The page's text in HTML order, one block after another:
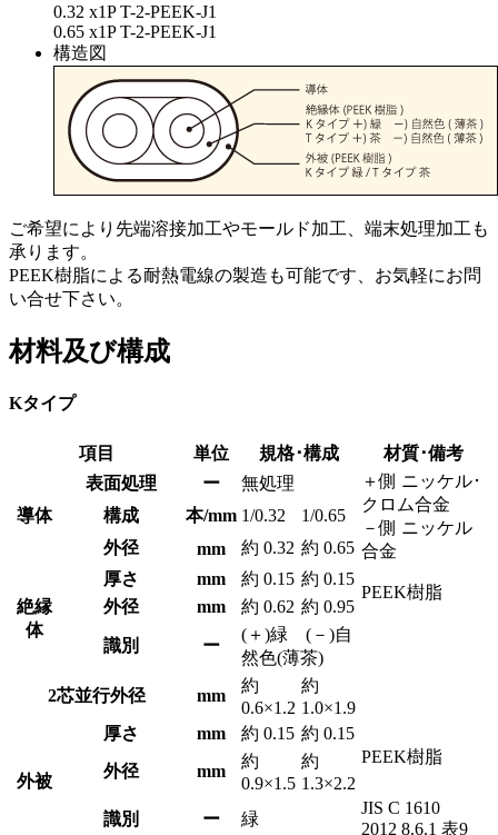
0.32 x1P T-2-PEEK-J1
0.65 x1P T-2-PEEK-J1
構造図
ご希望により先端溶接加工やモールド加工、端末処理加工も
承ります。
PEEK樹脂による耐熱電線の製造も可能です、お気軽にお問
い合せ下さい。
材料及び構成
Kタイプ
項目 単位 規格･構成 材質･備考
導体
表面処理 ー 無処理
＋側 ニッケル･
クロム合金
－側 ニッケル
合金
構成 本/mm 1/0.32
1/0.65
外径
mm 約 0.32 約 0.65
絶縁
体
厚さ mm 約 0.15 約 0.15
PEEK樹脂
外径 mm 約 0.62 約 0.95
識別 ー
(＋)緑 (－)自
然色(薄茶)
2芯並行外径
mm
約
0.6×1.2
約
1.0×1.9
外被
厚さ mm 約 0.15 約 0.15
PEEK樹脂
外径 mm
約
0.9×1.5
約
1.3×2.2
識別
ー 緑
JIS C 1610
2012 8.6.1 表9